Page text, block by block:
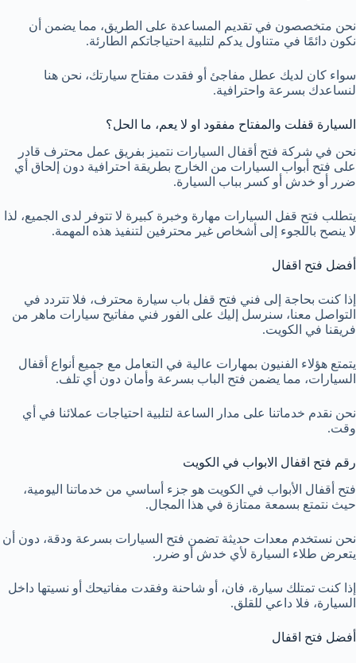
نحن متخصصون في تقديم المساعدة على الطريق، مما يضمن أن
نكون دائمًا في متناول يدكم لتلبية احتياجاتكم الطارئة.
سواء كان لديك عطل مفاجئ أو فقدت مفتاح سيارتك، نحن هنا
لنساعدك بسرعة واحترافية.
السيارة قفلت والمفتاح مفقود او لا يعم، ما الحل؟
نحن في شركة فتح أقفال السيارات نتميز بفريق عمل محترف قادر
على فتح أبواب السيارات من الخارج بطريقة احترافية دون إلحاق أي
ضرر أو خدش أو كسر بباب السيارة.
يتطلب فتح قفل السيارات مهارة وخبرة كبيرة لا تتوفر لدى الجميع، لذا
لا ينصح باللجوء إلى أشخاص غير محترفين لتنفيذ هذه المهمة.
أفضل فتح اقفال
إذا كنت بحاجة إلى فني فتح قفل باب سيارة محترف، فلا تتردد في
التواصل معنا، سنرسل إليك على الفور فني مفاتيح سيارات ماهر من
فريقنا في الكويت.
يتمتع هؤلاء الفنيون بمهارات عالية في التعامل مع جميع أنواع أقفال
السيارات، مما يضمن فتح الباب بسرعة وأمان دون أي تلف.
نحن نقدم خدماتنا على مدار الساعة لتلبية احتياجات عملائنا في أي
وقت.
رقم فتح اقفال الابواب في الكويت
فتح أقفال الأبواب في الكويت هو جزء أساسي من خدماتنا اليومية،
حيث نتمتع بسمعة ممتازة في هذا المجال.
نحن نستخدم معدات حديثة تضمن فتح السيارات بسرعة ودقة، دون أن
يتعرض طلاء السيارة لأي خدش أو ضرر.
إذا كنت تمتلك سيارة، فان، أو شاحنة وفقدت مفاتيحك أو نسيتها داخل
السيارة، فلا داعي للقلق.
أفضل فتح اقفال